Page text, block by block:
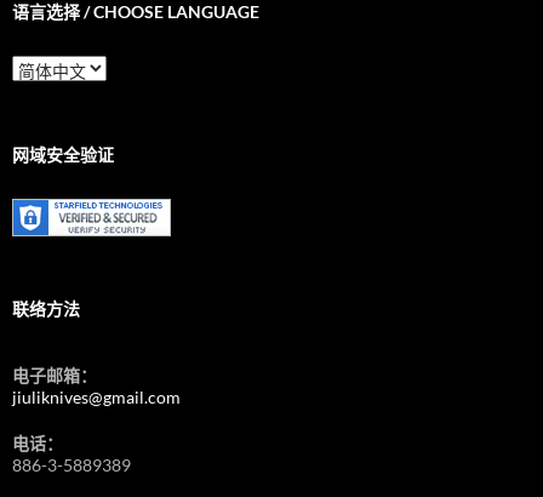
语言选择 / CHOOSE LANGUAGE
语
言
/
Language
网域安全验证
联络方法
电子邮箱：
jiuliknives@gmail.com
电话：
886-3-5889389